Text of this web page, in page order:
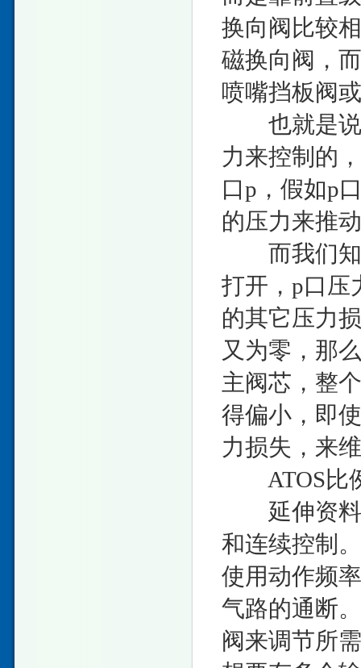
换向阀比较
磁换向阀，
喷嘴挡板阀
也就是说
力来控制的
口p，假如p
的压力来推
而我们知
打开，p口压
的其它压力
又为零，那
主阀芯，整
得偏小，即
力损失，来
ATOS比例
延伸资料
和连续控制
使用动作频
气路的通断
阀来调节所